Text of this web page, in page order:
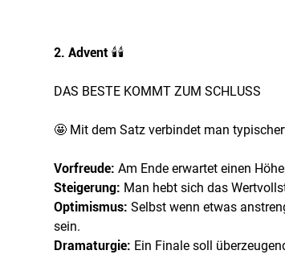
2. Advent 🕯️🕯️
DAS BESTE KOMMT ZUM SCHLUSS
🤩 Mit dem Satz verbindet man
Vorfreude: Am Ende erwartet einen
Steigerung: Man hebt sich das
Optimismus: Selbst wenn etwas
sein.
Dramaturgie: Ein Finale soll